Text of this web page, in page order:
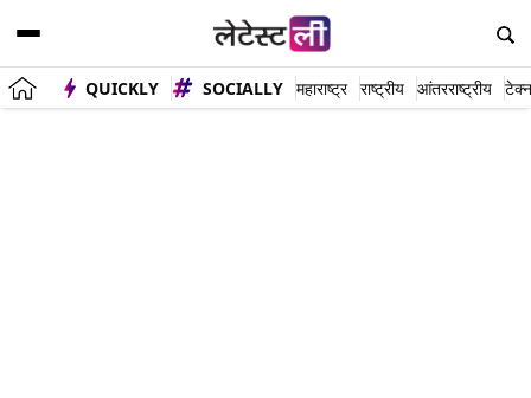
QUICKLY SOCIALLY महाराष्ट्र राष्ट्रीय आंतरराष्ट्रीय